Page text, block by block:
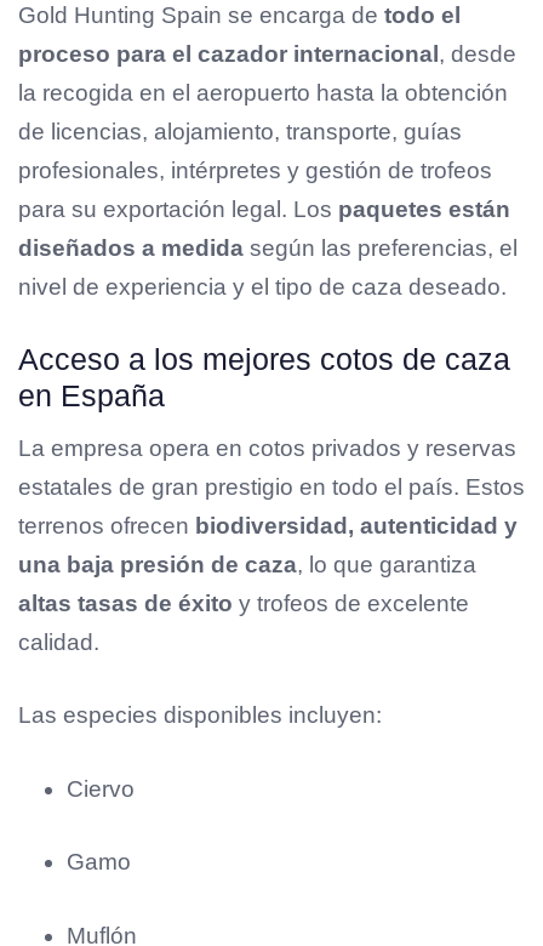
Gold Hunting Spain se encarga de todo el
proceso para el cazador internacional, desde
la recogida en el aeropuerto hasta la obtención
de licencias, alojamiento, transporte, guías
profesionales, intérpretes y gestión de trofeos
para su exportación legal. Los paquetes están
diseñados a medida según las preferencias, el
nivel de experiencia y el tipo de caza deseado.
Acceso a los mejores cotos de caza
en España
La empresa opera en cotos privados y reservas
estatales de gran prestigio en todo el país. Estos
terrenos ofrecen biodiversidad, autenticidad y
una baja presión de caza, lo que garantiza
altas tasas de éxito y trofeos de excelente
calidad.
Las especies disponibles incluyen:
Ciervo
Gamo
Muflón